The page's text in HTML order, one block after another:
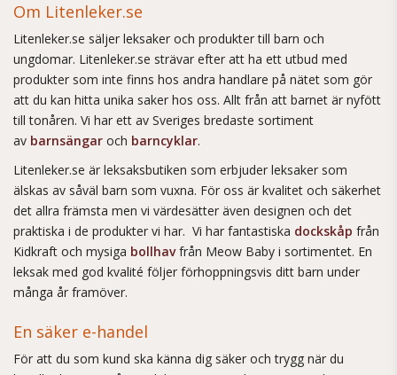
Om Litenleker.se
Litenleker.se säljer leksaker och produkter till barn och
ungdomar. Litenleker.se strävar efter att ha ett utbud med
produkter som inte finns hos andra handlare på nätet som gör
att du kan hitta unika saker hos oss. Allt från att barnet är nyfött
till tonåren. Vi har ett av Sveriges bredaste sortiment
av barnsängar och barncyklar.
Litenleker.se är leksaksbutiken som erbjuder leksaker som
älskas av såväl barn som vuxna. För oss är kvalitet och säkerhet
det allra främsta men vi värdesätter även designen och det
praktiska i de produkter vi har. Vi har fantastiska dockskåp från
Kidkraft och mysiga bollhavfrån Meow Baby i sortimentet. En
leksak med god kvalité följer förhoppningsvis ditt barn under
många år framöver.
En säker e-handel
För att du som kund ska känna dig säker och trygg när du